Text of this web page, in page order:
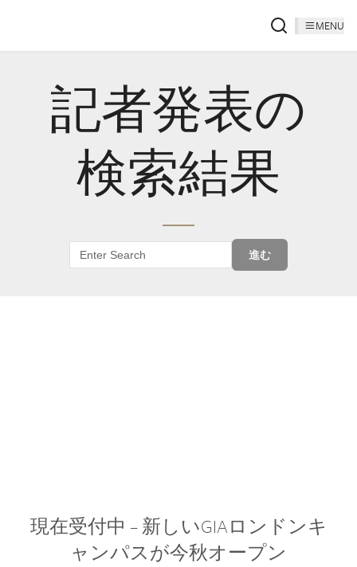
MENU
記者発表の
検索結果
進む
現在受付中 – 新しいGIAロンドンキ
ャンパスが今秋オープン